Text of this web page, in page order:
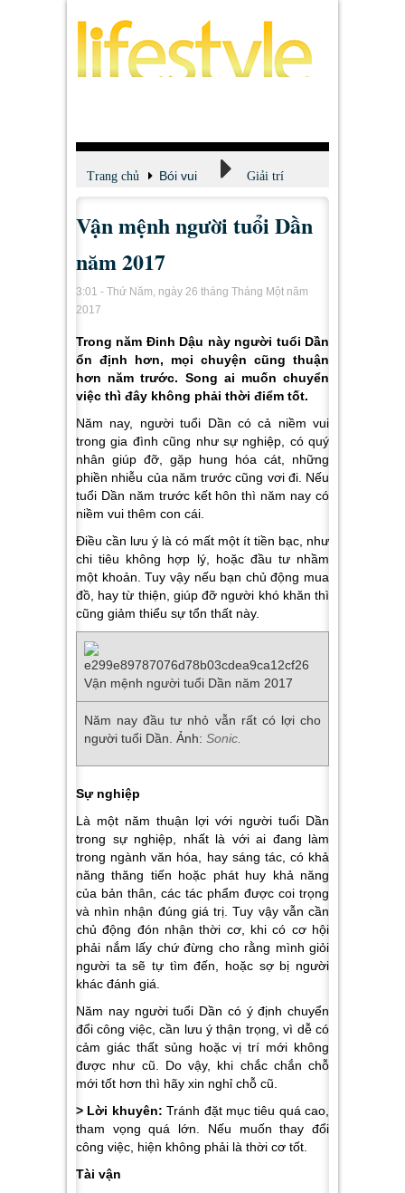
Trang chủ Bói vui Giải trí
Vận mệnh người tuổi Dần
năm 2017
3:01 - Thứ Năm, ngày 26 tháng Tháng Một năm
2017
Trong năm Đinh Dậu này người tuổi Dần
ổn định hơn, mọi chuyện cũng thuận
hơn năm trước. Song ai muốn chuyển
việc thì đây không phải thời điểm tốt.
Năm nay, người tuổi Dần có cả niềm vui
trong gia đình cũng như sự nghiệp, có quý
nhân giúp đỡ, gặp hung hóa cát, những
phiền nhiễu của năm trước cũng vơi đi. Nếu
tuổi Dần năm trước kết hôn thì năm nay có
niềm vui thêm con cái.
Điều cần lưu ý là có mất một ít tiền bạc, như
chi tiêu không hợp lý, hoặc đầu tư nhầm
một khoản. Tuy vậy nếu bạn chủ động mua
đồ, hay từ thiện, giúp đỡ người khó khăn thì
cũng giảm thiểu sự tổn thất này.
Năm nay đầu tư nhỏ vẫn rất có lợi cho
người tuổi Dần. Ảnh: Sonic.
Sự nghiệp
Là một năm thuận lợi với người tuổi Dần
trong sự nghiệp, nhất là với ai đang làm
trong ngành văn hóa, hay sáng tác, có khả
năng thăng tiến hoặc phát huy khả năng
của bản thân, các tác phẩm được coi trọng
và nhìn nhận đúng giá trị. Tuy vậy vẫn cần
chủ động đón nhận thời cơ, khi có cơ hội
phải nắm lấy chứ đừng cho rằng mình giỏi
người ta sẽ tự tìm đến, hoặc sợ bị người
khác đánh giá.
Năm nay người tuổi Dần có ý định chuyển
đổi công việc, cần lưu ý thận trọng, vì dễ có
cảm giác thất sủng hoặc vị trí mới không
được như cũ. Do vậy, khi chắc chắn chỗ
mới tốt hơn thì hãy xin nghỉ chỗ cũ.
> Lời khuyên: Tránh đặt mục tiêu quá cao,
tham vọng quá lớn. Nếu muốn thay đổi
công việc, hiện không phải là thời cơ tốt.
Tài vận